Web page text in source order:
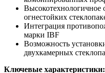
Высокотехнологичное
огнестойких
Интеграция
марки IBF
Возможность
двухкамерных
Ключевые характеристики: